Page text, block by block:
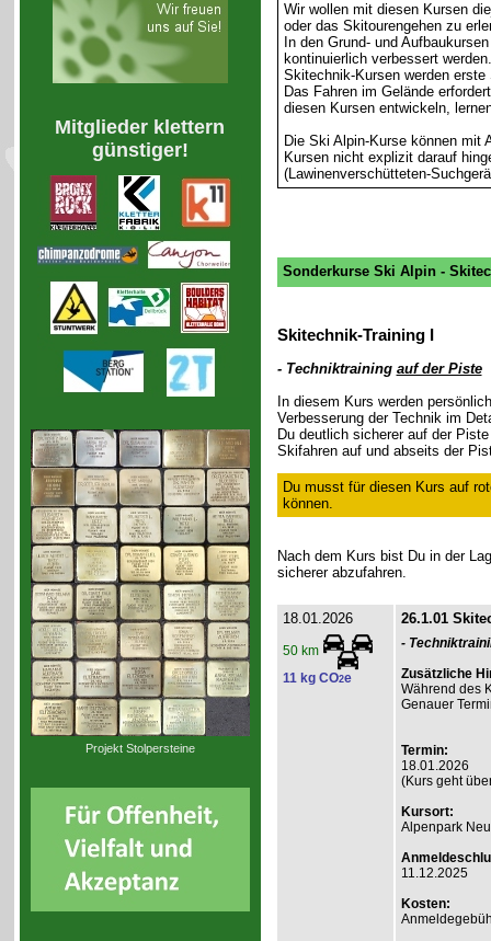
Mitglieder klettern
günstiger!
Projekt Stolpersteine
Wir wollen mit diesen Kursen
oder das Skitourengehen zu
In den Grund- und
kontinuierlich verbessert
Skitechnik-Kursen werden
Das Fahren im Gelände
diesen Kursen entwickeln,
Die Ski Alpin-Kurse können mit
Kursen nicht explizit darauf
(Lawinenverschütteten-
Sonderkurse Ski Alpin -
Skitechnik-Training I
- Techniktraining auf der Piste
In diesem Kurs werden
Verbesserung der Technik im
Du deutlich sicherer auf der
Skifahren auf und abseits der
Du musst für diesen Kurs auf
können.
Nach dem Kurs bist Du in der
sicherer abzufahren.
18.01.2026
50 km
11 kg CO2e
26.1.01
-
Zusätzliche
Während des
Genauer
Termin:
18.01.2026
(Kurs geht
Kursort:
Alpenpark
11.12.2025
Kosten: